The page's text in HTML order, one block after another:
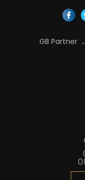
GB Partner